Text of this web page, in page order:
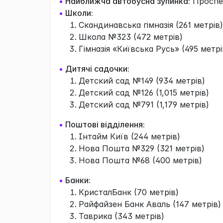
• Школи:
Скандинавська гімназія (261 метрів)
Школа №323 (472 метрів)
Гімназія «Київська Русь» (495
• Дитячі садочки:
Детский сад №149 (934 метрів)
Детский сад №126 (1,015 метрів)
Детский сад №791 (1,179 метрів)
• Поштові відділення:
Інтайм Київ (244 метрів)
Нова Пошта №329 (321 метрів)
Нова Пошта №68 (400 метрів)
• Банки:
КристалБанк (70 метрів)
Райфайзен Банк Аваль (147 метрів)
Таврика (343 метрів)